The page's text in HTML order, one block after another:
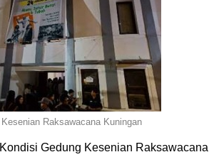
Raksawacana Kuningan
Kondisi Gedung Kesenian Raksawacana